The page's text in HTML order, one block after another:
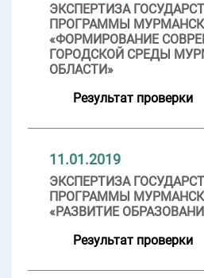
ЭКСПЕРТИЗА
ПРОГРАММЫ
«ФОРМИРОВАНИЕ
ГОРОДСКОЙ СРЕДЫ
ОБЛАСТИ»
Результат проверки
11.01.2019
ЭКСПЕРТИЗА
ПРОГРАММЫ
«РАЗВИТИЕ
Результат проверки